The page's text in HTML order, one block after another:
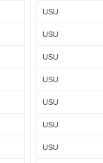
USU
USU
USU
USU
USU
USU
USU